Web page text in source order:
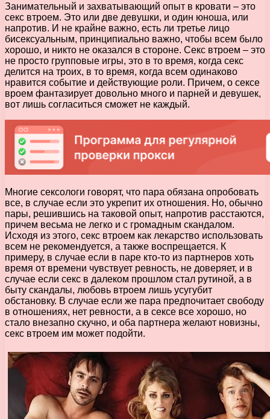
Занимательный и захватывающий опыт в кровати – это
секс втроем. Это или две девушки, и один юноша, или
напротив. И не крайне важно, есть ли третье лицо
бисексуальным, принципиально важно, чтобы всем было
хорошо, и никто не оказался в стороне. Секс втроем – это
не просто групповые игры, это в то время, когда секс
делится на троих, в то время, когда всем одинаково
нравится событие и действующие роли. Причем, о сексе
вроем фантазирует довольно много и парней и девушек,
вот лишь согласиться сможет не каждый.
Многие сексологи говорят, что пара обязана опробовать
все, в случае если это укрепит их отношения. Но, обычно
пары, решившись на таковой опыт, напротив расстаются,
причем весьма не легко и с громадным скандалом.
Исходя из этого, секс втроем как лекарство использовать
всем не рекомендуется, а также воспрещается. К
примеру, в случае если в паре кто-то из партнеров хоть
время от времени чувствует ревность, не доверяет, и в
случае если секс в далеком прошлом стал рутиной, а в
быту скандалы, любовь втроем лишь усугубит
обстановку. В случае если же пара предпочитает свободу
в отношениях, нет ревности, а в сексе все хорошо, но
стало внезапно скучно, и оба партнера желают новизны,
секс втроем им может подойти.